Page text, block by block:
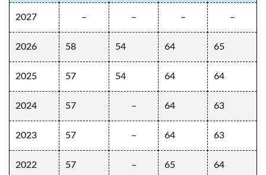
2027 – – – –
2026 58 54 64 65
2025 57 54 64 64
2024 57 – 64 63
2023 57 – 64 63
2022 57 – 65 64